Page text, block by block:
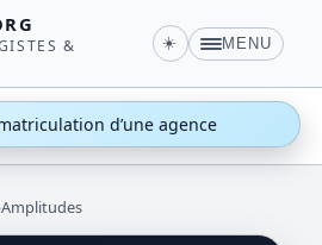
&
☀️ MENU
d’une agence
Amplitudes